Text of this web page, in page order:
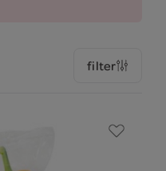
filter